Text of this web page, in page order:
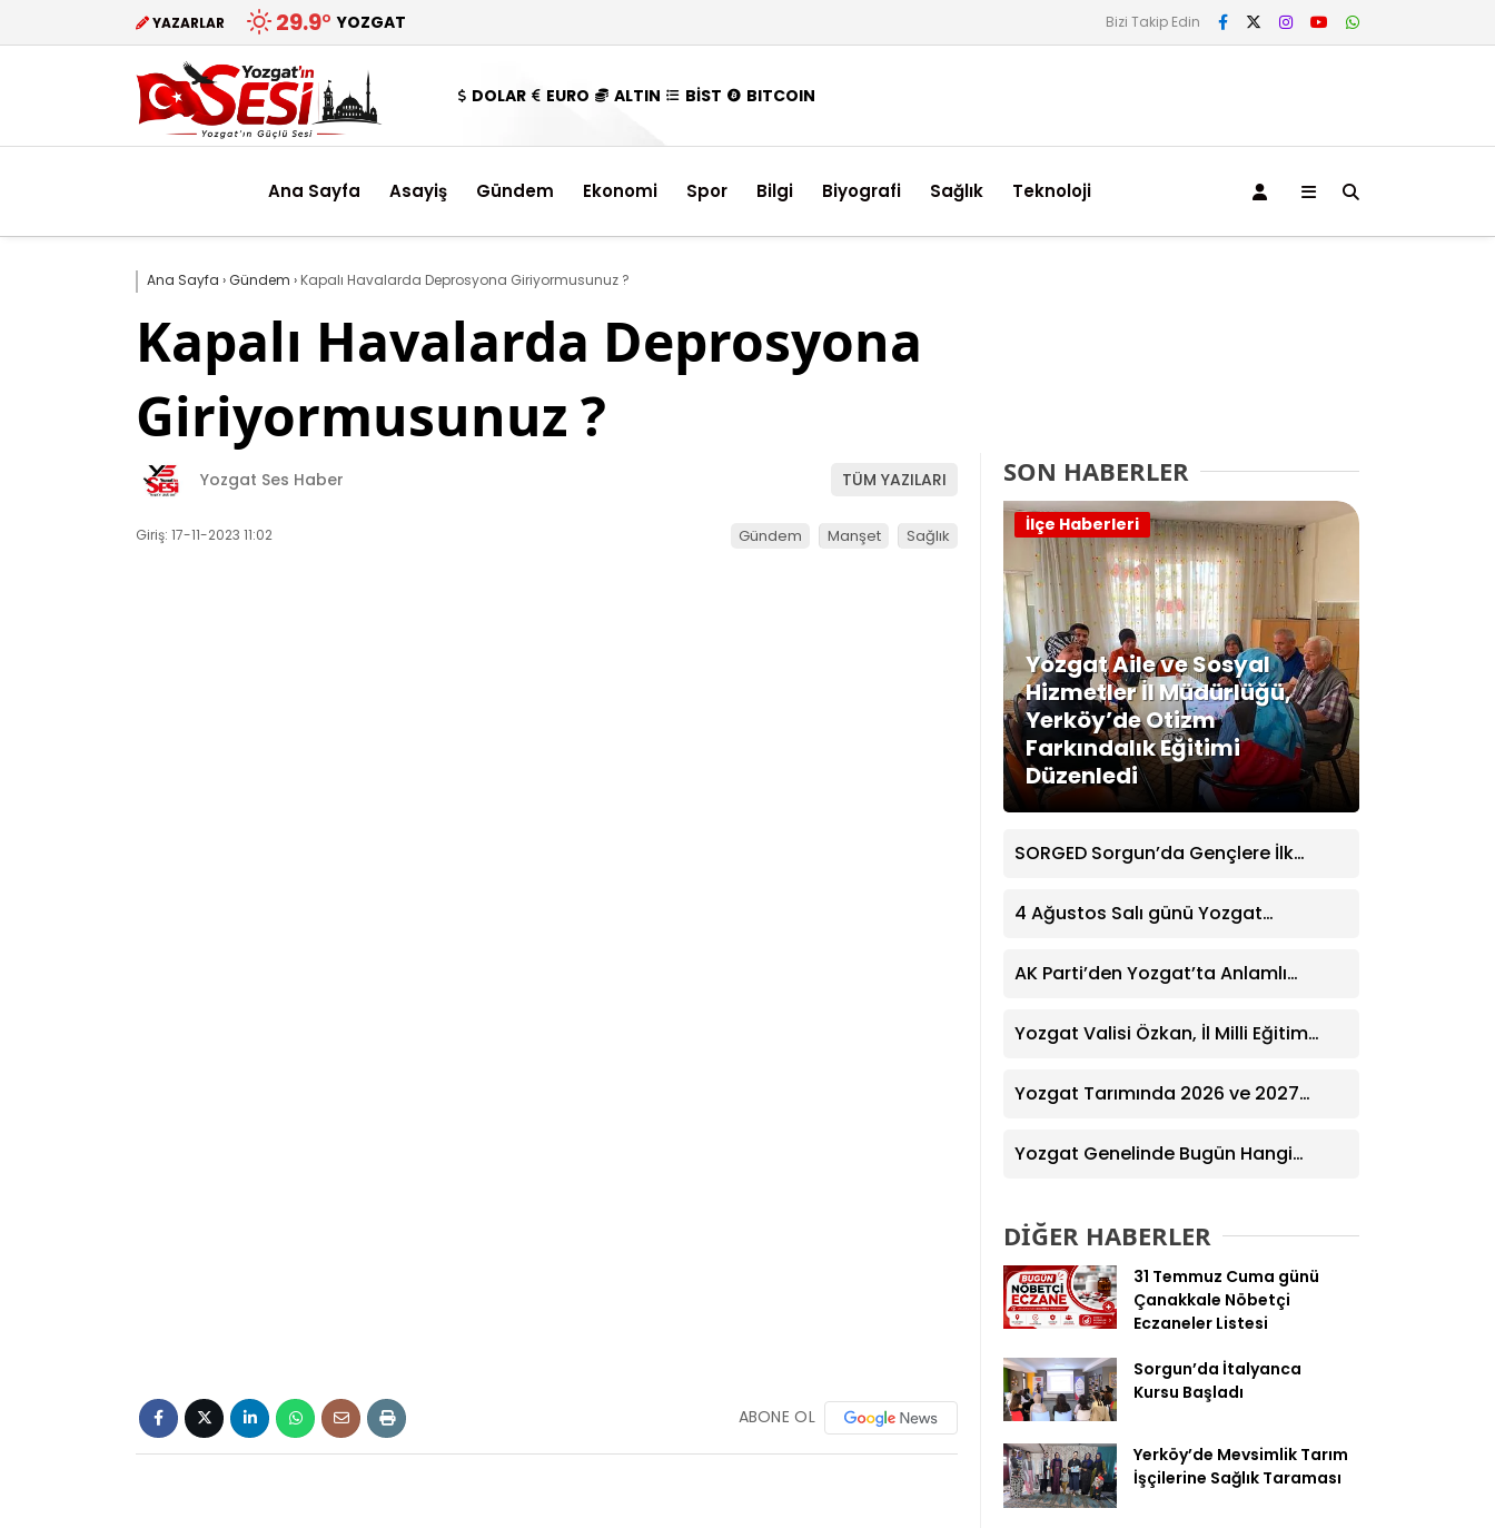
YAZARLAR 29.9° YOZGAT Bizi Takip Edin
DOLAR EURO ALTIN BİST BITCOIN
Ana Sayfa Asayiş Gündem Ekonomi Spor Bilgi Biyografi Sağlık Teknoloji
Ana Sayfa ›Gündem › Kapalı Havalarda Deprosyona Giriyormusunuz ?
Kapalı Havalarda Deprosyona
Giriyormusunuz ?
Yozgat Ses Haber TÜM YAZILARI
Giriş: 17-11-2023 11:02 Gündem Manşet Sağlık
ABONE OL
SON HABERLER
Yozgat Aile ve Sosyal
Hizmetler İl Müdürlüğü,
Yerköy’de Otizm
Farkındalık Eğitimi
Düzenledi
İlçe Haberleri
SORGED Sorgun’da Gençlere İlk
4 Ağustos Salı günü Yozgat
Eczane
AK Parti’den Yozgat’ta Anlamlı
Dernek Üyeleriyle Buluştu
Yozgat Valisi Özkan, İl Milli Eğitim
Yozgat Tarımında 2026 ve 2027
Yozgat Genelinde Bugün Hangi
DİĞER HABERLER
31 Temmuz Cuma günü
Çanakkale Nöbetçi
Eczaneler Listesi
Sorgun’da İtalyanca
Kursu Başladı
Yerköy’de Mevsimlik Tarım
İşçilerine Sağlık Taraması